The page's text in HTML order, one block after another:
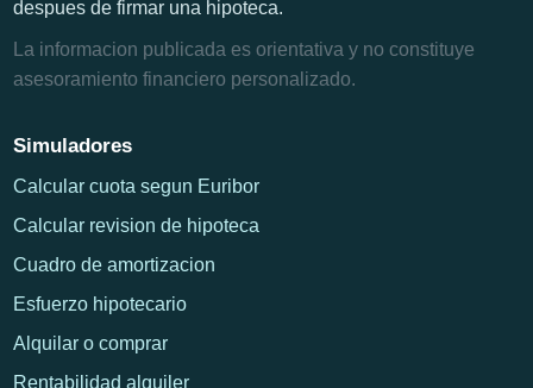
despues de firmar una hipoteca.
La informacion publicada es orientativa y no constituye
asesoramiento financiero personalizado.
Simuladores
Calcular cuota segun Euribor
Calcular revision de hipoteca
Cuadro de amortizacion
Esfuerzo hipotecario
Alquilar o comprar
Rentabilidad alquiler